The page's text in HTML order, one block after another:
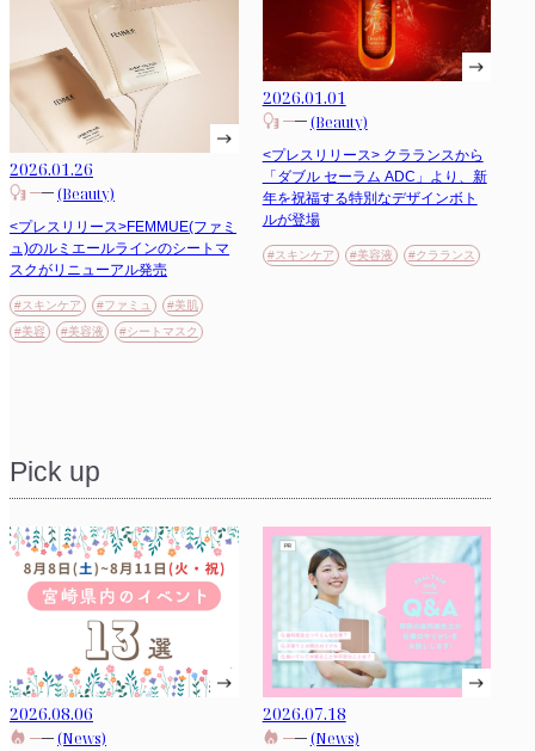
2026.01.26
(Beauty)
<プレスリリース>FEMMUE(ファミ
ュ)のルミエールラインのシートマ
スクがリニューアル発売
#スキンケア #ファミュ
#美肌
#美容
#美容液 #シートマスク
2026.01.01
(Beauty)
<プレスリリース> クラランスから
「ダブル セーラム ADC」より、新
年を祝福する特別なデザインボト
ルが登場
#スキンケア #美容液 #クラランス
Pick up
2026.08.06
(News)
2026.07.18
(News)